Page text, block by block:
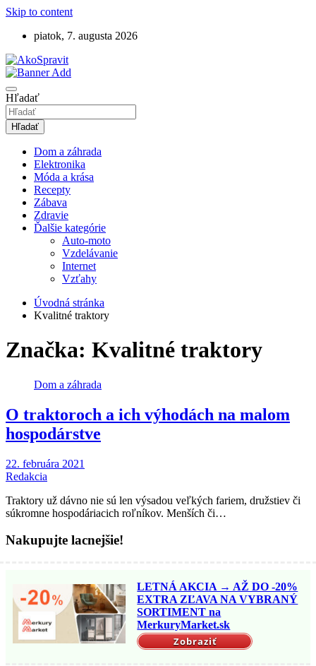
Skip to content
piatok, 7. augusta 2026
AkoSpravit.sk
Hľadať
Hľadať
Dom a záhrada
Elektronika
Móda a krása
Recepty
Zábava
Zdravie
Ďalšie kategórie
Auto-moto
Vzdelávanie
Internet
Vzťahy
Úvodná stránka
Kvalitné traktory
Značka: Kvalitné traktory
Dom a záhrada
O traktoroch a ich výhodách na malom
hospodárstve
22. februára 2021
Redakcia
Traktory už dávno nie sú len výsadou veľkých fariem, družstiev či
súkromne hospodáriacich roľníkov. Menších či…
Nakupujte lacnejšie!
LETNÁ AKCIA → AŽ DO -20%
EXTRA ZĽAVA NA VYBRANÝ
SORTIMENT na
MerkuryMarket.sk
Zobraziť